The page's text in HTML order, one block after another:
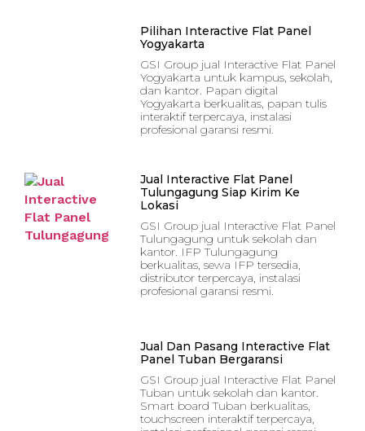
Pilihan Interactive Flat Panel
Yogyakarta
GSI Group jual Interactive Flat Panel
Yogyakarta untuk kampus, sekolah,
dan kantor. Papan digital
Yogyakarta berkualitas, papan tulis
interaktif terpercaya, instalasi
profesional garansi resmi.
Jual Interactive Flat Panel
Tulungagung Siap Kirim Ke
Lokasi
GSI Group jual Interactive Flat Panel
Tulungagung untuk sekolah dan
kantor. IFP Tulungagung
berkualitas, sewa IFP tersedia,
distributor terpercaya, instalasi
profesional garansi resmi.
Jual Dan Pasang Interactive Flat
Panel Tuban Bergaransi
GSI Group jual Interactive Flat Panel
Tuban untuk sekolah dan kantor.
Smart board Tuban berkualitas,
touchscreen interaktif terpercaya,